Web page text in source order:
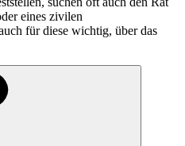
eines zivilen
für diese wichtig, über das